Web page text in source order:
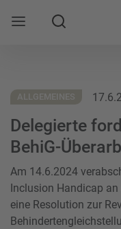
Mobile Navigation
Suche
ALLGEMEINES
Delegierte
BehiG-
Am 14.6.2024
Inclusion Handicap
eine Resolution zur